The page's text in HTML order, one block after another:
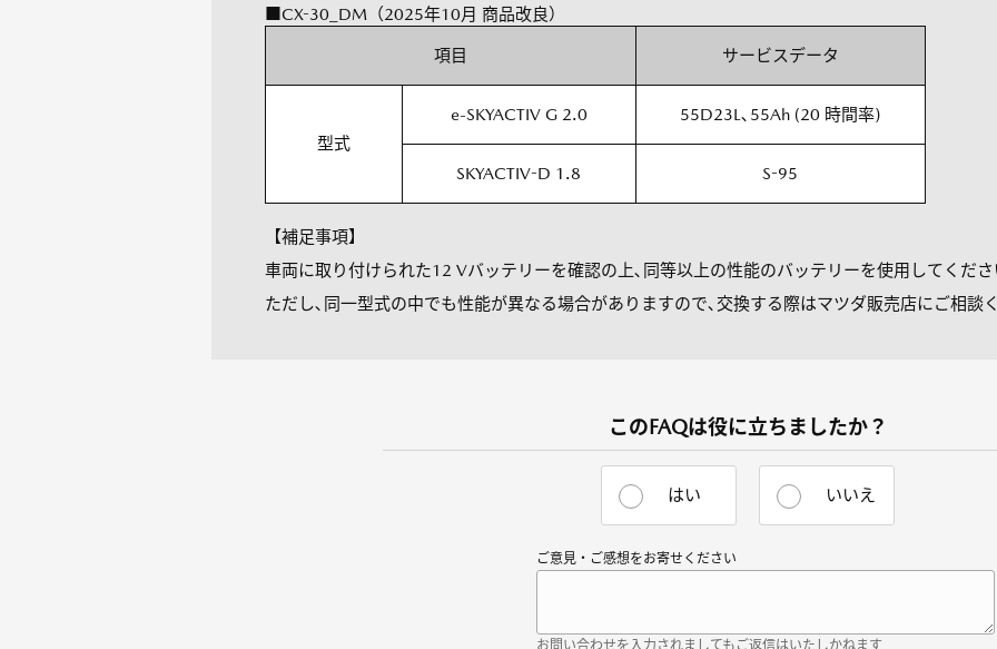
■CX-30_DM（2025年10月 商品改良）
項目 サービスデータ
型式
e-SKYACTIV G 2.0 55D23L､55Ah (20 時間率)
SKYACTIV-D 1.8 S-95
【補足事項】
車両に取り付けられた12 Vバッテリーを確認の上､同等以上の性能のバッテリーを使用してくださ
ただし､同一型式の中でも性能が異なる場合がありますので､交換する際はマツダ販売店にご相談く
このFAQは役に立ちましたか？
はい いいえ
ご意見・ご感想をお寄せください
お問い合わせを入力されましてもご返信はいたしかねます